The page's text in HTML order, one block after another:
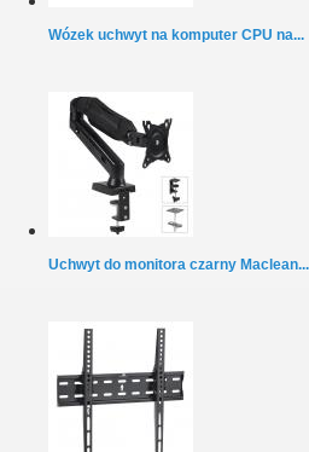
Wózek uchwyt na komputer CPU na...
Uchwyt do monitora czarny Maclean...